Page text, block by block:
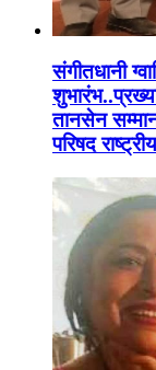
संगीतधानी
तानसेन
परिषद